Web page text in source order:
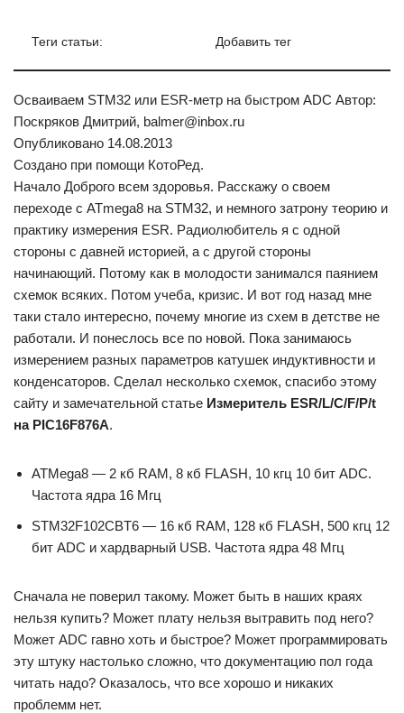
Теги статьи: Добавить тег
Осваиваем STM32 или ESR-метр на быстром ADC Автор:
Поскряков Дмитрий, balmer@inbox.ru
Опубликовано 14.08.2013
Создано при помощи КотоРед.
Начало Доброго всем здоровья. Расскажу о своем
переходе с ATmega8 на STM32, и немного затрону теорию и
практику измерения ESR. Радиолюбитель я с одной
стороны с давней историей, а с другой стороны
начинающий. Потому как в молодости занимался паянием
схемок всяких. Потом учеба, кризис. И вот год назад мне
таки стало интересно, почему многие из схем в детстве не
работали. И понеслось все по новой. Пока занимаюсь
измерением разных параметров катушек индуктивности и
конденсаторов. Сделал несколько схемок, спасибо этому
сайту и замечательной статье Измеритель ESR/L/C/F/P/t
на PIC16F876A.
ATMega8 — 2 кб RAM, 8 кб FLASH, 10 кгц 10 бит ADC.
Частота ядра 16 Мгц
STM32F102CBT6 — 16 кб RAM, 128 кб FLASH, 500 кгц 12
бит ADC и хардварный USB. Частота ядра 48 Мгц
Сначала не поверил такому. Может быть в наших краях
нельзя купить? Может плату нельзя вытравить под него?
Может ADC гавно хоть и быстрое? Может программировать
эту штуку настолько сложно, что документацию пол года
читать надо? Оказалось, что все хорошо и никаких
проблемм нет.